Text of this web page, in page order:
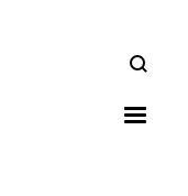
ZOEKEN